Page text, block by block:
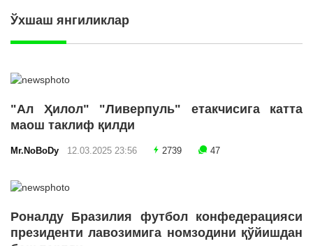
Ўхшаш янгиликлар
"Ал Ҳилол" "Ливерпуль" етакчисига катта
маош таклиф қилди
Mr.NoBoDy 12.03.2025 23:56 2739 47
Роналду Бразилия футбол конфедерацияси
президенти лавозимига номзодини қўйишдан